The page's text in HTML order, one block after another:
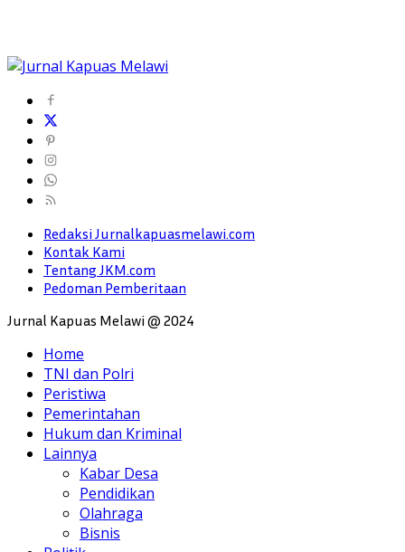
Redaksi Jurnalkapuasmelawi.com
Kontak Kami
Tentang JKM.com
Pedoman Pemberitaan
Jurnal Kapuas Melawi @ 2024
Home
TNI dan Polri
Peristiwa
Pemerintahan
Hukum dan Kriminal
Lainnya
Kabar Desa
Pendidikan
Olahraga
Bisnis